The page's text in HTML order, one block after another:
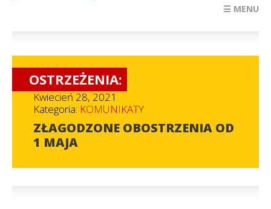
☰ MENU
OSTRZEŻENIA:
Kwiecień 28, 2021
Kategoria: KOMUNIKATY
ZŁAGODZONE OBOSTRZENIA OD
1 MAJA